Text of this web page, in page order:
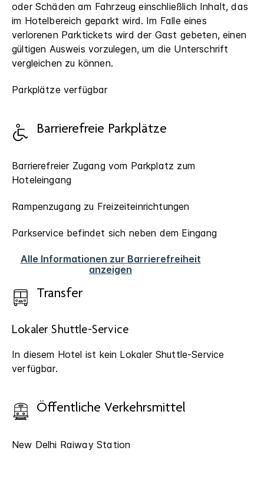
oder Schäden am Fahrzeug einschließlich Inhalt, das
im Hotelbereich geparkt wird. Im Falle eines
verlorenen Parktickets wird der Gast gebeten, einen
gültigen Ausweis vorzulegen, um die Unterschrift
vergleichen zu können.
Parkplätze verfügbar
Barrierefreie Parkplätze
Barrierefreier Zugang vom Parkplatz zum
Hoteleingang
Rampenzugang zu Freizeiteinrichtungen
Parkservice befindet sich neben dem Eingang
Alle Informationen zur Barrierefreiheit
anzeigen
Transfer
Lokaler Shuttle-Service
In diesem Hotel ist kein Lokaler Shuttle-Service
verfügbar.
Öffentliche Verkehrsmittel
New Delhi Raiway Station